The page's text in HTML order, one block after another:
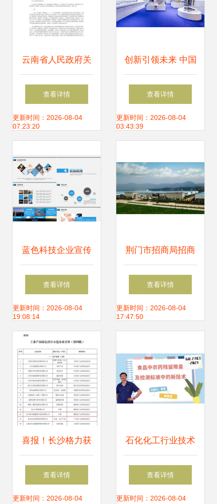
云南省人民政府关
于加快核桃产业发
展的意见 强化技术
查看详情
更新时间：2026-08-04
07:23:20
创新引领未来 中国
建筑首批产业化推
广产品亮相第五届
创新博览会
查看详情
更新时间：2026-08-04
03:43:39
蓝色科技企业宣传
品牌推广公司简介
发布模板图片设计
素材 高清下载
19.52mb 企业宣传
ppt大全 技术推广
查看详情
更新时间：2026-08-04
19:08:14
荆门市招商局招商
动态 京山两家企业
荣获国家级绿色工
产业绿色转型
查看详情
更新时间：2026-08-04
17:47:50
喜报！长沙格力获
评“国家级工业产品
绿色设计示范企
查看详情
更新时间：2026-08-04
石化化工行业技术
创新与应用的新航
标——解读《第一
查看详情
更新时间：2026-08-04